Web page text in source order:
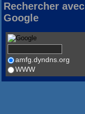
Rechercher avec
Google
amfg.dyndns.org
WWW